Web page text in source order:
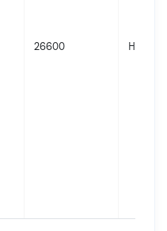
26600 Не